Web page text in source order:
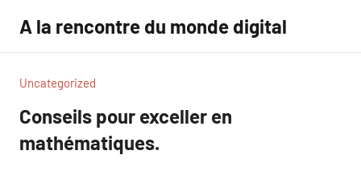
contenu
A la rencontre du monde digital
Uncategorized
Conseils pour exceller en
mathématiques.